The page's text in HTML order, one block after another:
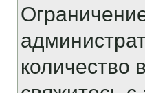
количество